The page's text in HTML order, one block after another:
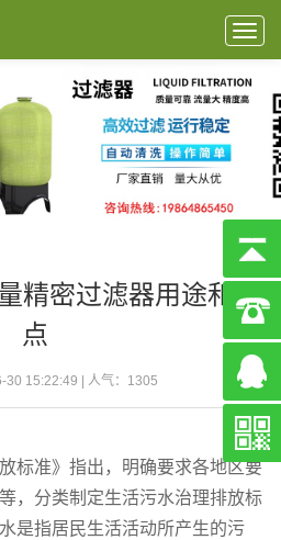
精密过滤器用途和特
点
30 15:22:49 | 人气： 1305
标准》指出，明确要求各地区要
，分类制定生活污水治理排放标
是指居民生活活动所产生的污